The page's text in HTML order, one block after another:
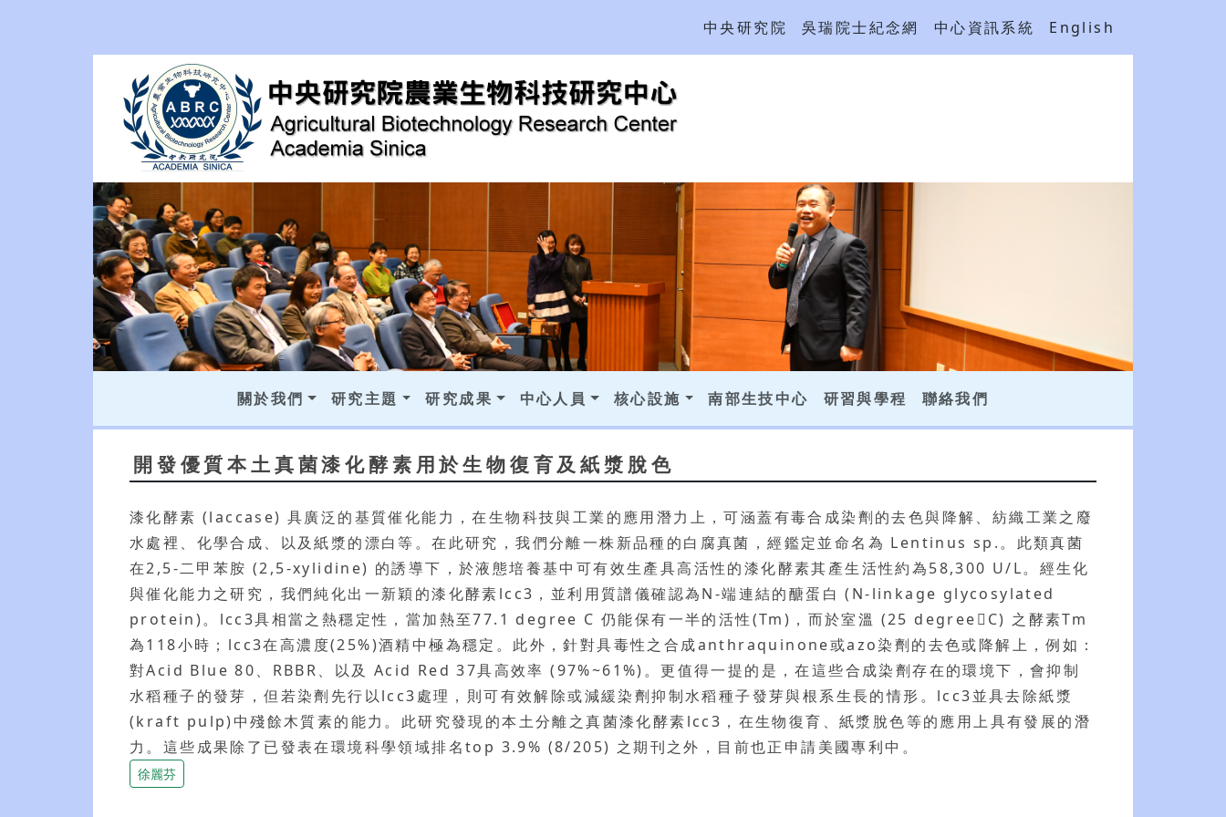
中央研究院 吳瑞院士紀念網 中心資訊系統 English
關於我們 研究主題 研究成果 中心人員 核心設施 南部生技中心 研習與學程 聯絡我們
開發優質本土真菌漆化酵素用於生物復育及紙漿脫色
漆化酵素 (laccase) 具廣泛的基質催化能力，在生物科技與工業的應用潛力上，可涵蓋有毒合成染劑的去色與降解、紡織工業之廢
水處裡、化學合成、以及紙漿的漂白等。在此研究，我們分離一株新品種的白腐真菌，經鑑定並命名為 Lentinus sp.。此類真菌
在2,5-二甲苯胺 (2,5-xylidine) 的誘導下，於液態培養基中可有效生產具高活性的漆化酵素其產生活性約為58,300 U/L。經生化
與催化能力之研究，我們純化出一新穎的漆化酵素lcc3，並利用質譜儀確認為N-端連結的醣蛋白 (N-linkage glycosylated
protein)。lcc3具相當之熱穩定性，當加熱至77.1 degree C 仍能保有一半的活性(Tm)，而於室溫 (25 degreeC) 之酵素Tm
為118小時；lcc3在高濃度(25%)酒精中極為穩定。此外，針對具毒性之合成anthraquinone或azo染劑的去色或降解上，例如：
對Acid Blue 80、RBBR、以及 Acid Red 37具高效率 (97%~61%)。更值得一提的是，在這些合成染劑存在的環境下，會抑制
水稻種子的發芽，但若染劑先行以lcc3處理，則可有效解除或減緩染劑抑制水稻種子發芽與根系生長的情形。lcc3並具去除紙漿
(kraft pulp)中殘餘木質素的能力。此研究發現的本土分離之真菌漆化酵素lcc3，在生物復育、紙漿脫色等的應用上具有發展的潛
力。這些成果除了已發表在環境科學領域排名top 3.9% (8/205) 之期刊之外，目前也正申請美國專利中。
徐麗芬